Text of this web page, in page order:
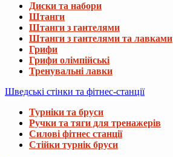
Диски та набори
Штанги
Штанги з гантелями
Штанги з гантелями та лавками
Грифи
Грифи олімпійські
Тренувальні лавки
Шведські стінки та фітнес-станції
Турніки та бруси
Ручки та тяги для тренажерів
Силові фітнес станції
Стійки турнік бруси